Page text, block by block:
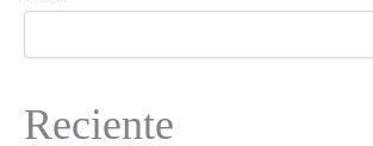
Reciente